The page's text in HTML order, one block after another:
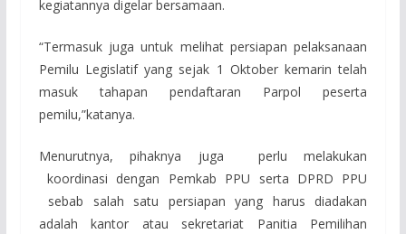
kegiatannya digelar bersamaan.
“Termasuk juga untuk melihat persiapan pelaksanaan
Pemilu Legislatif yang sejak 1 Oktober kemarin telah
masuk tahapan pendaftaran Parpol peserta
pemilu,”katanya.
Menurutnya, pihaknya juga perlu melakukan
koordinasi dengan Pemkab PPU serta DPRD PPU
sebab salah satu persiapan yang harus diadakan
adalah kantor atau sekretariat Panitia Pemilihan